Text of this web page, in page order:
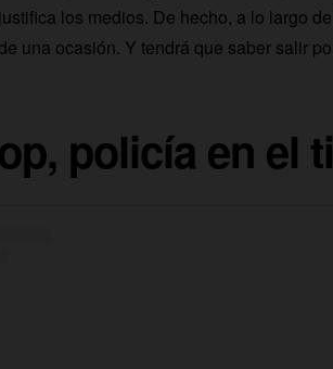
los medios. De hecho, a lo largo
una ocasión. Y tendrá que saber salir
policía en el